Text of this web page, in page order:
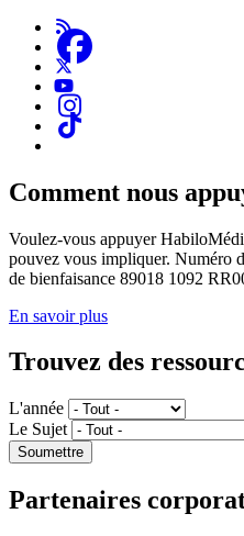
Comment nous
Voulez-vous appuyer
pouvez vous impliquer. Numéro
de bienfaisance 89018 1092
En savoir plus
Trouvez des
L'année
Le Sujet
Partenaires